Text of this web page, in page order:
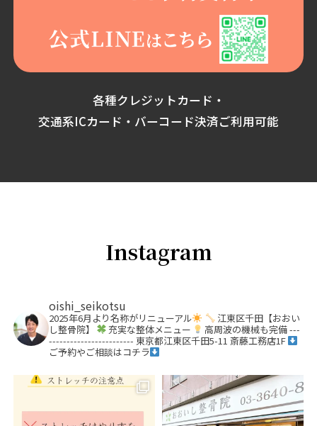
各種クレジットカード・
交通系ICカード・バーコード決済ご利用可能
Instagram
oishi_seikotsu
2025年6月より名称がリニューアル
江東区千田【おおい
し整骨院】
充実な整体メニュー 高周波の機械も完備---
------------------------ 東京都江東区千田5-11 斎藤工務店1F
ご予約やご相談はコチラ